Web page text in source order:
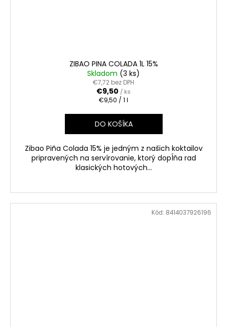
ZIBAO PINA COLADA 1L 15%
Skladom (3 ks)
€7,72 bez DPH
€9,50 / ks
Jednotková
€9,50 / 1 l
DO KOŠÍKA
Zibao Piña Colada 15% je jedným z našich koktailov
pripravených na servírovanie, ktorý dopĺňa rad
klasických hotových...
Kód: 8414037926196